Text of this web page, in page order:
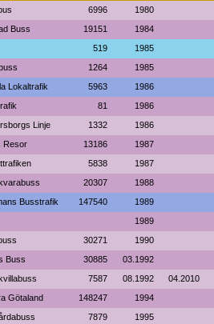
6996 1980
Buss 19151 1984
519 1985
1264 1985
Lokaltrafik 5963 1986
81 1986
Linje 1332 1986
Resor 13186 1987
5838 1987
20307 1988
Busstrafik 147540 1989
1989
30271 1990
Buss 30885 03.1992
7587 08.1992 04.2010
Götaland 148247 1994
7879 1995